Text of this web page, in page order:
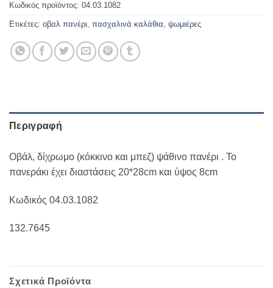
Κωδικός προϊόντος: 04.03.1082
Ετικέτες: οβαλ πανέρι, πασχαλινά καλάθια, ψωμιέρες
Περιγραφή
Οβάλ, δίχρωμο (κόκκινο και μπεζ) ψάθινο πανέρι . Το
πανεράκι έχει διαστάσεις 20*28cm και ύψος 8cm
Κωδικός 04.03.1082
132.7645
Σχετικά Προϊόντα